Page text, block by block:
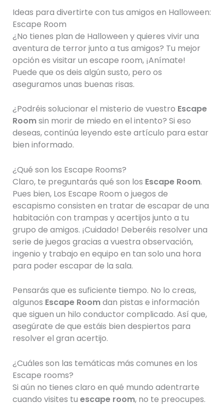
Ideas para divertirte con tus amigos en Halloween:
Escape Room
¿No tienes plan de Halloween y quieres vivir una
aventura de terror junto a tus amigos? Tu mejor
opción es visitar un escape room, ¡Anímate!
Puede que os deis algún susto, pero os
aseguramos unas buenas risas.
¿Podréis solucionar el misterio de vuestro Escape
Roomsin morir de miedo en el intento? Si eso
deseas, continúa leyendo este artículo para estar
bien informado.
¿Qué son los Escape Rooms?
Claro, te preguntarás qué son los Escape Room.
Pues bien, Los Escape Room o juegos de
escapismo consisten en tratar de escapar de una
habitación con trampas y acertijos junto a tu
grupo de amigos. ¡Cuidado! Deberéis resolver una
serie de juegos gracias a vuestra observación,
ingenio y trabajo en equipo en tan solo una hora
para poder escapar de la sala.
Pensarás que es suficiente tiempo. No lo creas,
algunos Escape Roomdan pistas e información
que siguen un hilo conductor complicado. Así que,
asegúrate de que estáis bien despiertos para
resolver el gran acertijo.
¿Cuáles son las temáticas más comunes en los
Escape rooms?
Si aún no tienes claro en qué mundo adentrarte
cuando visites tu escape room, no te preocupes.